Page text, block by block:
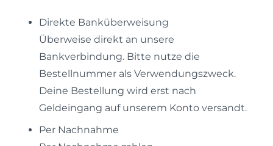
Direkte Banküberweisung
Überweise direkt an unsere
Bankverbindung. Bitte nutze die
Bestellnummer als Verwendungszweck.
Deine Bestellung wird erst nach
Geldeingang auf unserem Konto versandt.
Per Nachnahme